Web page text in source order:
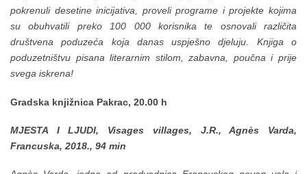
pokrenuli desetine inicijativa, proveli programe i projekte kojima
su obuhvatili preko 100 000 korisnika te osnovali različita
društvena poduzeća koja danas uspješno djeluju. Knjiga o
poduzetništvu pisana literarnim stilom, zabavna, poučna i prije
svega iskrena!
Gradska knjižnica Pakrac, 20.00 h
MJESTA I LJUDI, Visages villages, J.R., Agnès Varda,
Francuska, 2018., 94 min